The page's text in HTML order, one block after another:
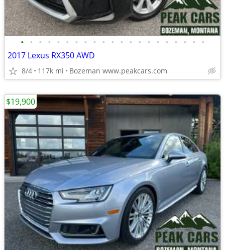
• • • • • • • • • • • • • • • • • • • • •
2017 Lexus RX350 AWD
8/4 117k mi Bozeman www.peakcars.com
$19,900